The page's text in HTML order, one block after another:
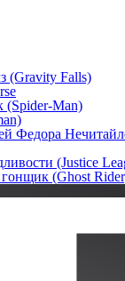
(Gravity Falls)
(Spider-Man)
Федора
(Justice
(Ghost